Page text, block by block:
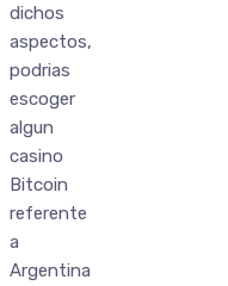
dichos
aspectos,
podrias
escoger
algun
casino
Bitcoin
referente
a
Argentina